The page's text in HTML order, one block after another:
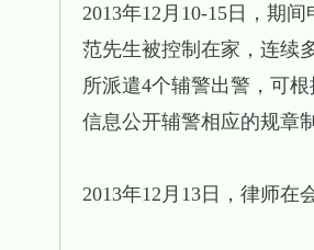
2013年12月10-15日，期
范先生被控制在家，连续
所派遣4个辅警出警，可
信息公开辅警相应的规章
2013年12月13日，律师在